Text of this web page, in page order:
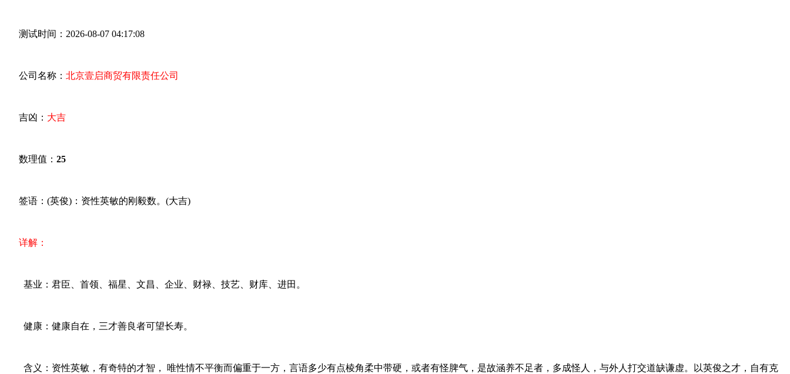
测试时间：2026-08-07 04:17:08
公司名称： 北京壹启商贸有限责任公司
吉凶： 大吉
数理值： 25
签语：(英俊)：资性英敏的刚毅数。(大吉)
详解：
基业：君臣、首领、福星、文昌、企业、财禄、技艺、财库、进田。
健康：健康自在，三才善良者可望长寿。
含义：资性英敏，有奇特的才智， 唯性情不平衡而偏重于一方，言语多少有点棱角柔中带硬，或者有怪脾气，是故涵养不足者，多成怪人，与外人打交道缺谦虚。以英俊之才，自有克